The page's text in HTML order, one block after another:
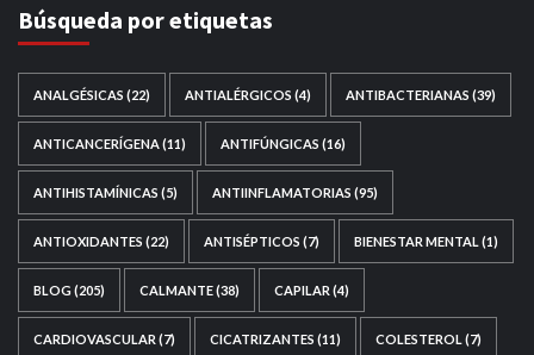
Búsqueda por etiquetas
ANALGÉSICAS (22) ANTIALÉRGICOS (4) ANTIBACTERIANAS (39)
ANTICANCERÍGENA(11) ANTIFÚNGICAS (16)
ANTIHISTAMÍNICAS (5) ANTIINFLAMATORIAS (95)
ANTIOXIDANTES (22) ANTISÉPTICOS (7) BIENESTAR MENTAL (1)
BLOG(205) CALMANTE(38) CAPILAR (4)
CARDIOVASCULAR (7) CICATRIZANTES (11) COLESTEROL (7)